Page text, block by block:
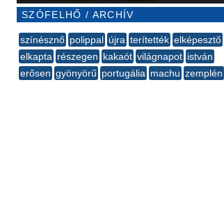
SZÓFELHŐ / ARCHÍV
színésznő polippal újra terítették elképesztő
elkapta részegen kakaót világnapot istván
erősen gyönyörű portugália machu zemplén